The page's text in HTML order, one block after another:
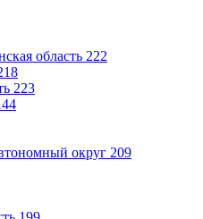
область 222
223
округ 209